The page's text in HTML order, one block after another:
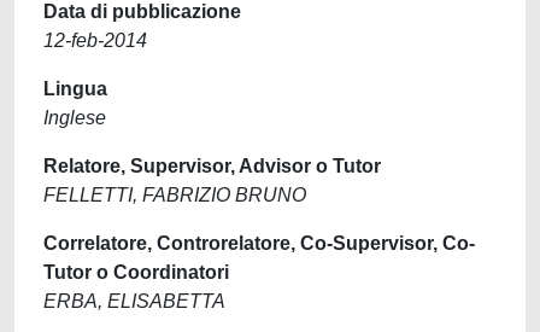
Data di pubblicazione
12-feb-2014
Lingua
Inglese
Relatore, Supervisor, Advisor o Tutor
FELLETTI, FABRIZIO BRUNO
Correlatore, Controrelatore, Co-Supervisor, Co-
Tutor o Coordinatori
ERBA, ELISABETTA